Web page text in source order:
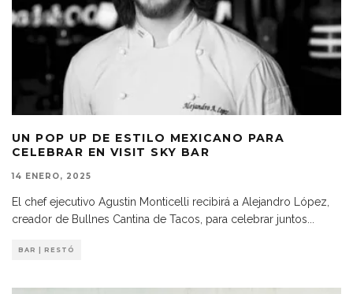
UN POP UP DE ESTILO MEXICANO PARA
CELEBRAR EN VISIT SKY BAR
14 ENERO, 2025
El chef ejecutivo Agustin Monticelli recibirá a Alejandro López,
creador de Bullnes Cantina de Tacos, para celebrar juntos...
BAR | RESTÓ